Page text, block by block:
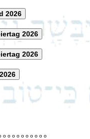
2026
2026
2026
o o o o o o o o o o